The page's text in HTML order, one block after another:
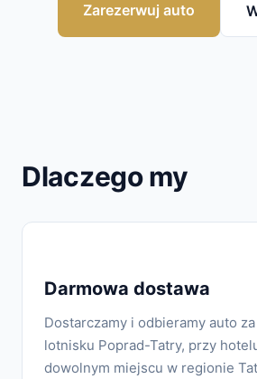
Zarezerwuj auto
Dlaczego my
Darmowa dostawa
Dostarczamy i odbieramy auto
lotnisku Poprad-Tatry, przy
dowolnym miejscu w regionie